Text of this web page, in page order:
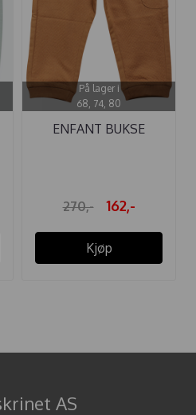
På lager i
68, 74, 80
ENFANT BUKSE
270,- 162,-
Kjøp
AS